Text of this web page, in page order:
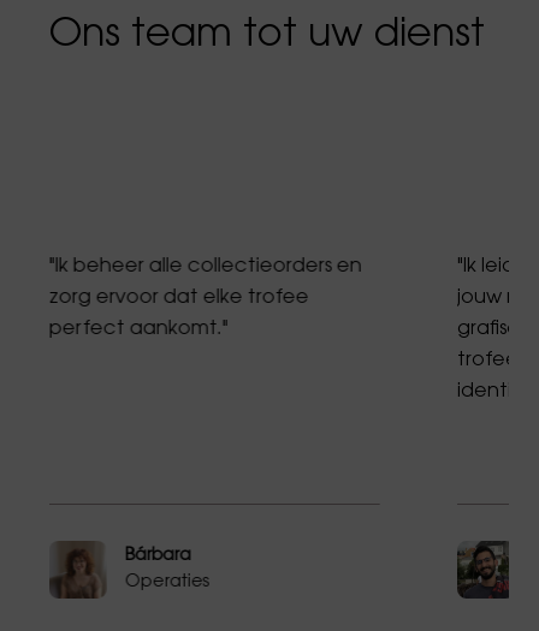
Ons team tot uw dienst
"Ik beheer alle collectieorders en
zorg ervoor dat elke trofee
perfect aankomt."
Bárbara
Operaties
"Ik leid
jouw